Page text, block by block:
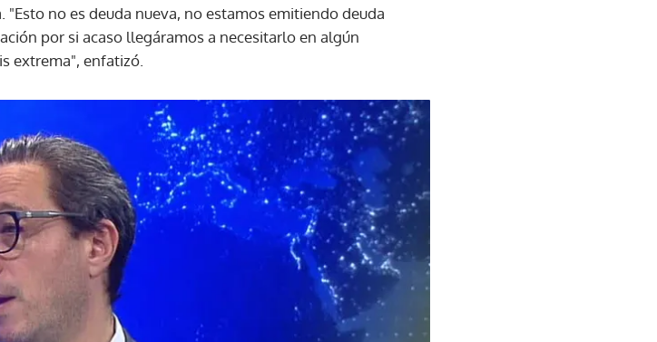
a nuestro boletín.
no es deuda nueva, no estamos emitiendo deuda
por si acaso llegáramos a necesitarlo en algún
extrema", enfatizó.